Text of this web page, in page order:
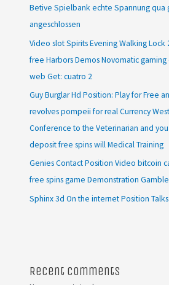
Betive Spielbank echte Spannung qua
angeschlossen
Video slot Spirits Evening Walking Lock
free Harbors Demos Novomatic
web Get: cuatro 2
Guy Burglar Hd Position: Play for Free
revolves pompeii for real Currency
Conference to the Veterinarian and
deposit free spins will Medical Training
Genies Contact Position Video bitcoin
free spins game Demonstration
Sphinx 3d On the internet Position
Recent Comments